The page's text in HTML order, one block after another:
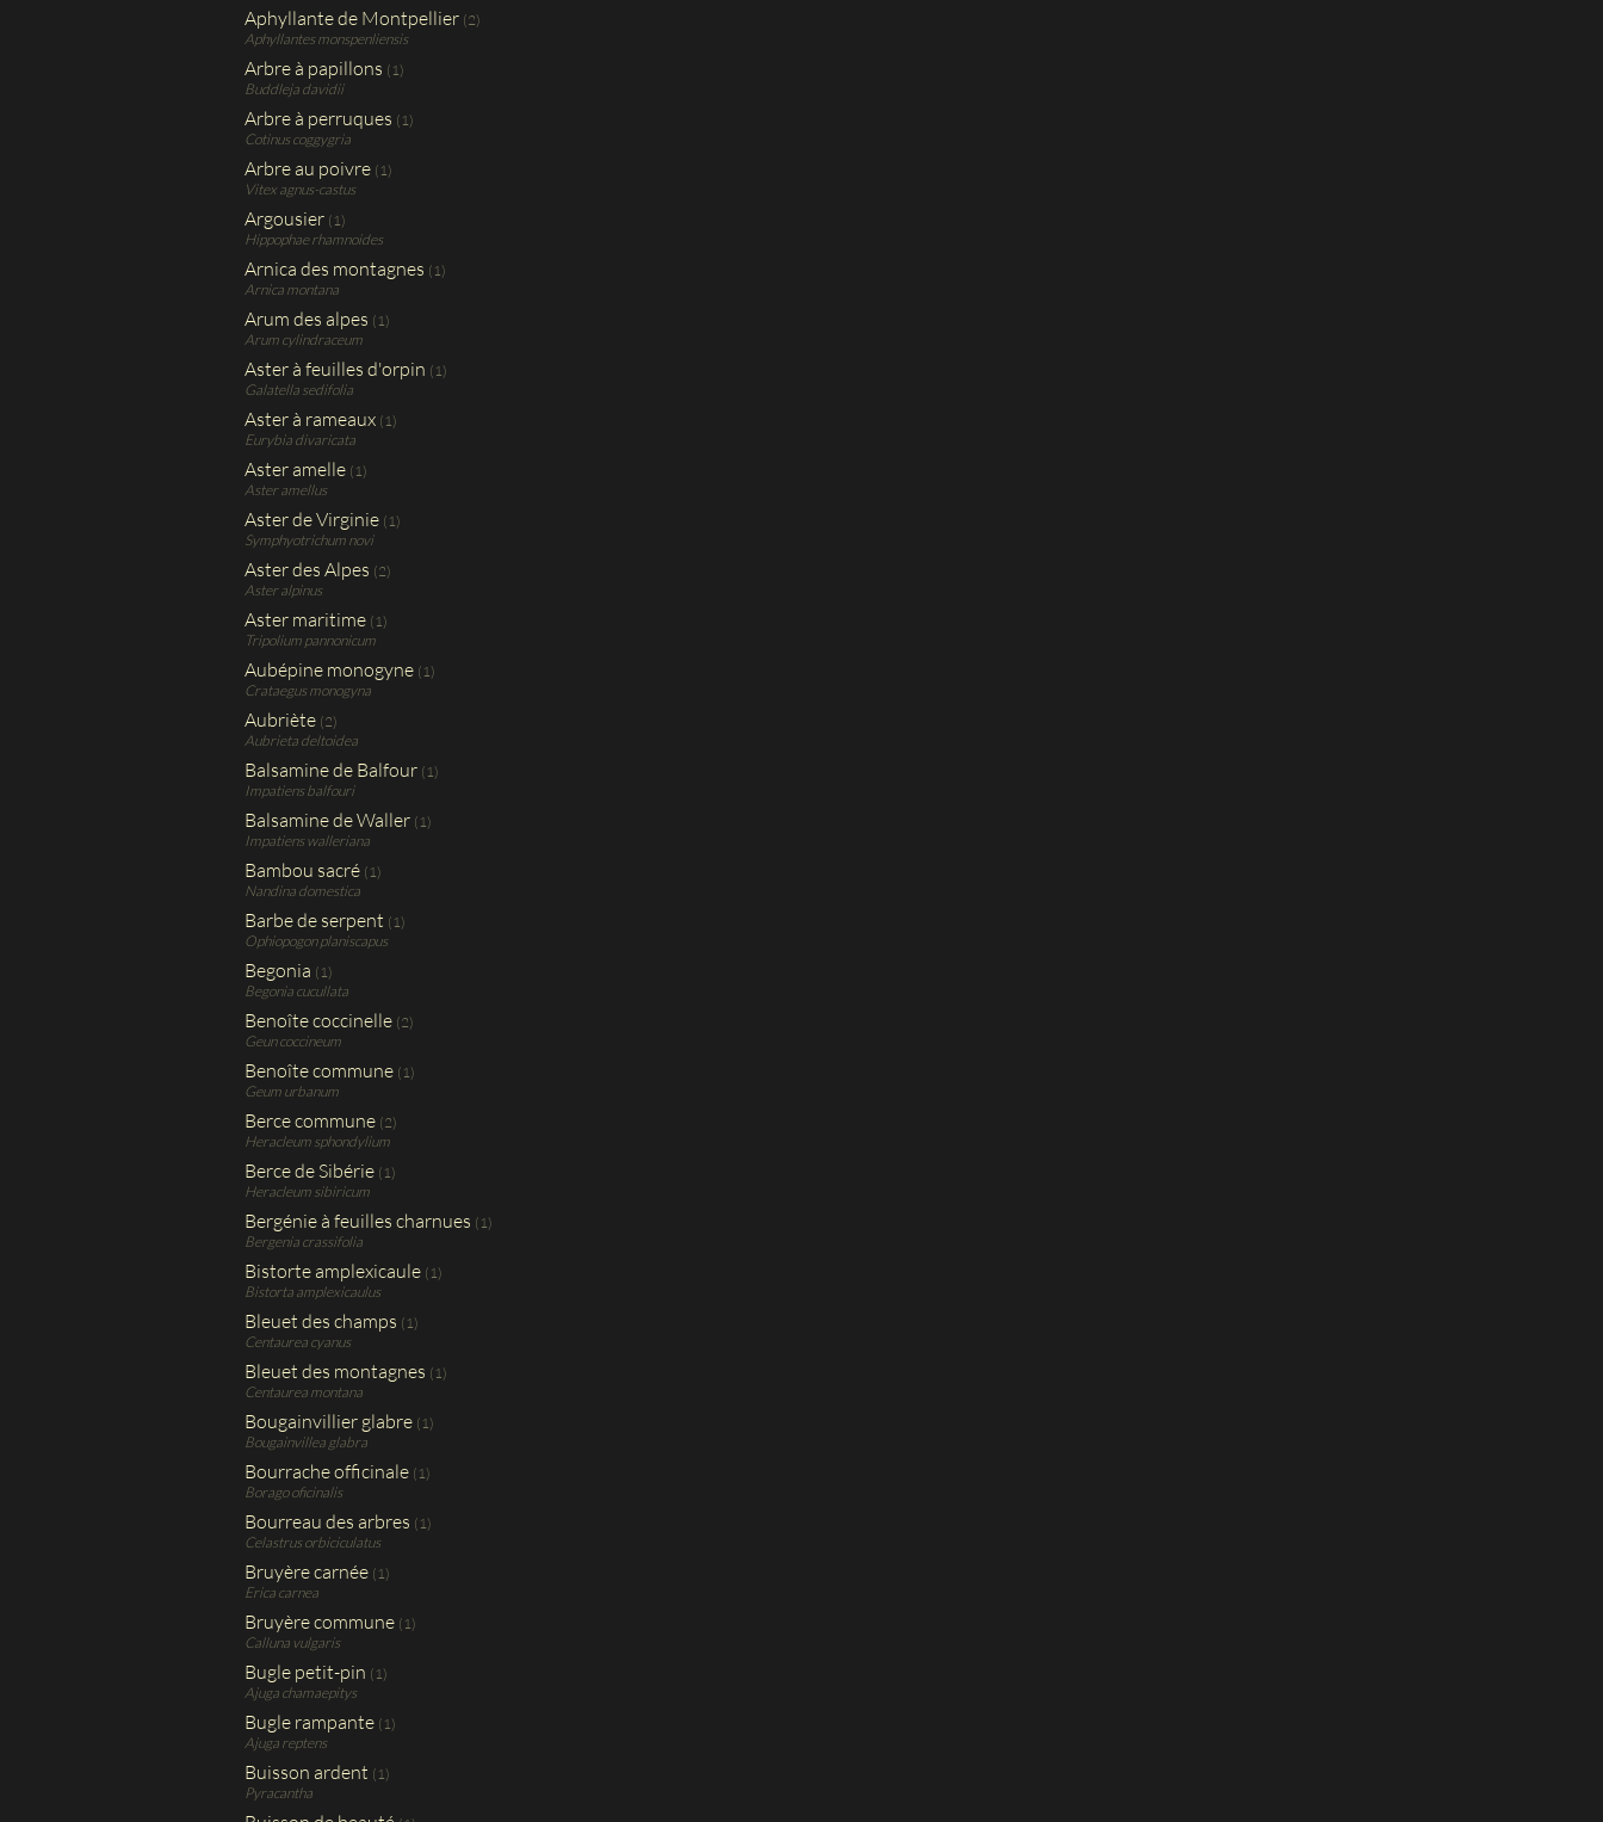
Aphyllante de Montpellier (2)
Aphyllantes monspenliensis
Arbre à papillons (1)
Buddleja davidii
Arbre à perruques (1)
Cotinus coggygria
Arbre au poivre (1)
Vitex agnus-castus
Argousier (1)
Hippophae rhamnoides
Arnica des montagnes (1)
Arnica montana
Arum des alpes (1)
Arum cylindraceum
Aster à feuilles d'orpin (1)
Galatella sedifolia
Aster à rameaux (1)
Eurybia divaricata
Aster amelle (1)
Aster amellus
Aster de Virginie (1)
Symphyotrichum novi
Aster des Alpes (2)
Aster alpinus
Aster maritime (1)
Tripolium pannonicum
Aubépine monogyne (1)
Crataegus monogyna
Aubriète (2)
Aubrieta deltoidea
Balsamine de Balfour (1)
Impatiens balfouri
Balsamine de Waller (1)
Impatiens walleriana
Bambou sacré (1)
Nandina domestica
Barbe de serpent (1)
Ophiopogon planiscapus
Begonia (1)
Begonia cucullata
Benoîte coccinelle (2)
Geun coccineum
Benoîte commune (1)
Geum urbanum
Berce commune (2)
Heracleum sphondylium
Berce de Sibérie (1)
Heracleum sibiricum
Bergénie à feuilles charnues (1)
Bergenia crassifolia
Bistorte amplexicaule (1)
Bistorta amplexicaulus
Bleuet des champs (1)
Centaurea cyanus
Bleuet des montagnes (1)
Centaurea montana
Bougainvillier glabre (1)
Bougainvillea glabra
Bourrache officinale (1)
Borago oficinalis
Bourreau des arbres (1)
Celastrus orbiciculatus
Bruyère carnée (1)
Erica carnea
Bruyère commune (1)
Calluna vulgaris
Bugle petit-pin (1)
Ajuga chamaepitys
Bugle rampante (1)
Ajuga reptens
Buisson ardent (1)
Pyracantha